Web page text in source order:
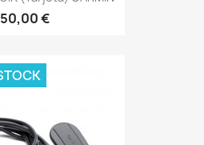
50,00 €